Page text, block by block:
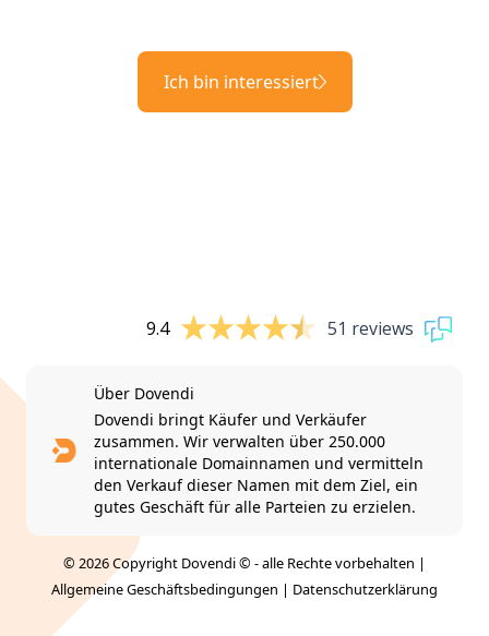
Ich bin interessiert
9.4 51 reviews
Über Dovendi
Dovendi bringt Käufer und Verkäufer
zusammen. Wir verwalten über 250.000
internationale Domainnamen und vermitteln
den Verkauf dieser Namen mit dem Ziel, ein
gutes Geschäft für alle Parteien zu erzielen.
© 2026 Copyright Dovendi © - alle Rechte vorbehalten |
Allgemeine Geschäftsbedingungen | Datenschutzerklärung